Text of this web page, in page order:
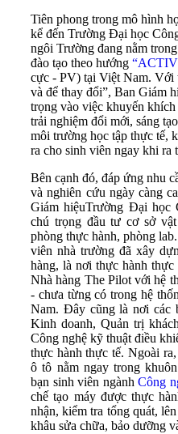
Tiên phong trong mô hình
kể đến Trường Đại học
ngôi Trường đang nằm
đào tạo theo hướng
cực - PV) tại Việt Nam. Với
và để thay đổi”, Ban Giám
trọng vào việc khuyến
trải nghiệm đổi mới, sáng
môi trường học tập thực tế,
ra cho sinh viên ngay khi ra
Bên cạnh đó, đáp ứng nhu
và nghiên cứu ngày càng
Giám hiệuTrường Đại học
chú trọng đầu tư cơ sở
phòng thực hành, phòng
viên nhà trường đã xây
hàng, là nơi thực hành
Nhà hàng The Pilot với hệ
- chưa từng có trong hệ
Nam. Đây cũng là nơi các
Kinh doanh, Quản trị
Công nghệ kỹ thuật điều
thực hành thực tế. Ngoài
ô tô nằm ngay trong
bạn sinh viên ngànhCông
chế tạo máy được thực
nhận, kiểm tra tổng quát,
khâu sửa chữa, bảo dưỡng